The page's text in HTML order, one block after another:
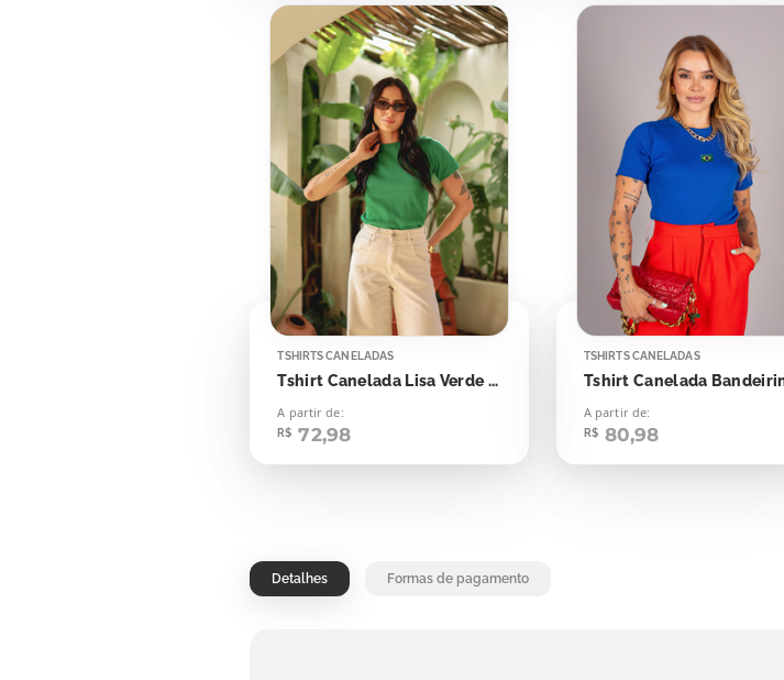
TSHIRTS CANELADAS
Tshirt Canelada Lisa Verde Bandeira
A partir de:
R$ 72,98
TSHIRTS CANELADAS
A partir de:
R$ 80,98
Detalhes Formas de pagamento